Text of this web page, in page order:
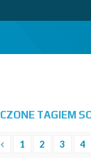
TAGIEM
1 2 3 4